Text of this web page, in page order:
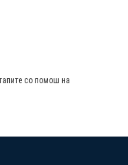
со помош на